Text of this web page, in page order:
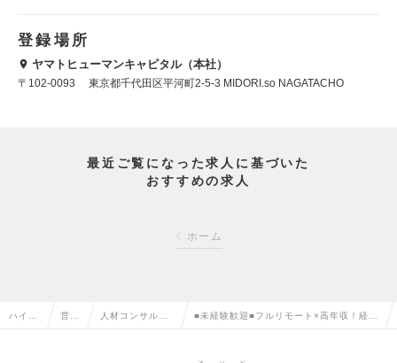
登録場所
ヤマトヒューマンキャピタル（本社）
〒102-0093 東京都千代田区平河町2-5-3 MIDORI.so NAGATACHO
最近ご覧になった求人に基づいた
おすすめの求人
ホーム
ハイク 営業 人材コンサルタ ■未経験歓迎■フルリモート×高年収！経験